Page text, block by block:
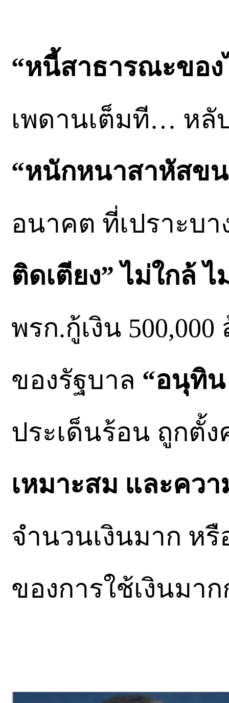
“หนี้สาธารณะของ
เพดานเต็มที… หลั
“หนักหนาสาหัสข
อนาคต ที่เปราะบา
ติดเตียง” ไม่ใกล้ ไ
พรก.กู้เงิน
ของรัฐบาล “อนุทิ
ประเด็นร้อน ถูกตั้
เหมาะสม และควา
จำนวนเงินมาก ห
ของการใช้เงินมา